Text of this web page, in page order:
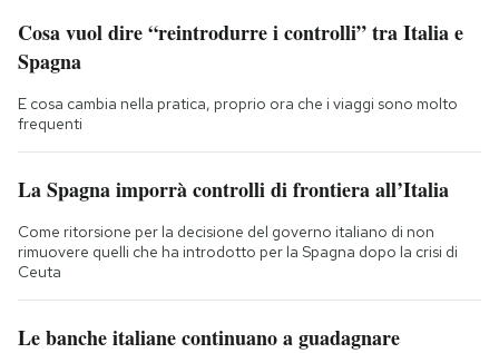
Cosa vuol dire “reintrodurre i controlli” tra Italia e
Spagna
E cosa cambia nella pratica, proprio ora che i viaggi sono molto
frequenti
La Spagna imporrà controlli di frontiera all’Italia
Come ritorsione per la decisione del governo italiano di non
rimuovere quelli che ha introdotto per la Spagna dopo la crisi di
Ceuta
Le banche italiane continuano a guadagnare